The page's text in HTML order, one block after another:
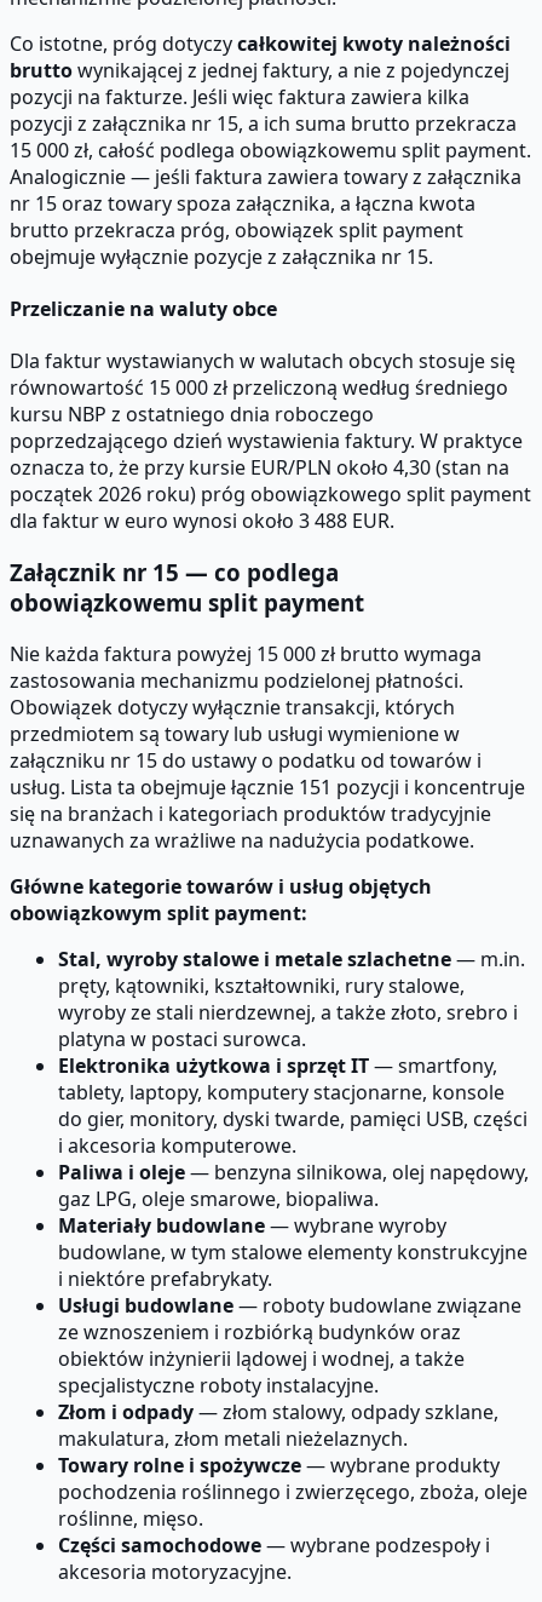
Co istotne, próg dotyczycałkowitej kwoty należności
bruttowynikającej z jednej faktury, a nie z pojedynczej
pozycji na fakturze. Jeśli więc faktura zawiera kilka
pozycji z załącznika nr 15, a ich suma brutto przekracza
15 000 zł, całość podlega obowiązkowemu split payment.
Analogicznie — jeśli faktura zawiera towary z załącznika
nr 15 oraz towary spoza załącznika, a łączna kwota
brutto przekracza próg, obowiązek split payment
obejmuje wyłącznie pozycje z załącznika nr 15.
Przeliczanie na waluty obce
Dla faktur wystawianych w walutach obcych stosuje się
równowartość 15 000 zł przeliczoną według średniego
kursu NBP z ostatniego dnia roboczego
poprzedzającego dzień wystawienia faktury. W praktyce
oznacza to, że przy kursie EUR/PLN około 4,30 (stan na
początek 2026 roku) próg obowiązkowego split payment
dla faktur w euro wynosi około 3 488 EUR.
Załącznik nr 15 — co podlega
obowiązkowemu split payment
Nie każda faktura powyżej 15 000 zł brutto wymaga
zastosowania mechanizmu podzielonej płatności.
Obowiązek dotyczy wyłącznie transakcji, których
przedmiotem są towary lub usługi wymienione w
załączniku nr 15 do ustawy o podatku od towarów i
usług. Lista ta obejmuje łącznie 151 pozycji i koncentruje
się na branżach i kategoriach produktów tradycyjnie
uznawanych za wrażliwe na nadużycia podatkowe.
Główne kategorie towarów i usług objętych
obowiązkowym split payment:
Stal, wyroby stalowe i metale szlachetne— m.in.
pręty, kątowniki, kształtowniki, rury stalowe,
wyroby ze stali nierdzewnej, a także złoto, srebro i
platyna w postaci surowca.
Elektronika użytkowa i sprzęt IT— smartfony,
tablety, laptopy, komputery stacjonarne, konsole
do gier, monitory, dyski twarde, pamięci USB, części
i akcesoria komputerowe.
Paliwa i oleje— benzyna silnikowa, olej napędowy,
gaz LPG, oleje smarowe, biopaliwa.
Materiały budowlane— wybrane wyroby
budowlane, w tym stalowe elementy konstrukcyjne
i niektóre prefabrykaty.
Usługi budowlane— roboty budowlane związane
ze wznoszeniem i rozbiórką budynków oraz
obiektów inżynierii lądowej i wodnej, a także
specjalistyczne roboty instalacyjne.
Złom i odpady— złom stalowy, odpady szklane,
makulatura, złom metali nieżelaznych.
Towary rolne i spożywcze— wybrane produkty
pochodzenia roślinnego i zwierzęcego, zboża, oleje
roślinne, mięso.
Części samochodowe— wybrane podzespoły i
akcesoria motoryzacyjne.